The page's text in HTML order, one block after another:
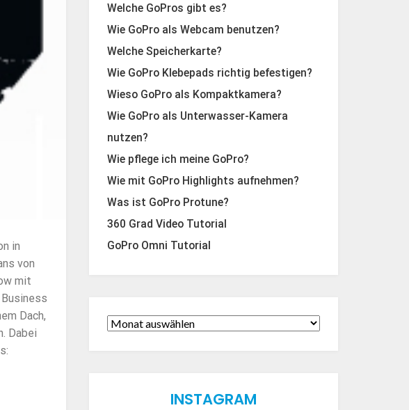
in
von
mit
Dach,
Dabei
Welche GoPros gibt es?
Wie GoPro als Webcam benutzen?
Welche Speicherkarte?
Wie GoPro Klebepads richtig befestigen?
Wieso GoPro als Kompaktkamera?
Wie GoPro als Unterwasser-Kamera
nutzen?
Wie pflege ich meine GoPro?
Wie mit GoPro Highlights aufnehmen?
Was ist GoPro Protune?
360 Grad Video Tutorial
GoPro Omni Tutorial
INSTAGRAM